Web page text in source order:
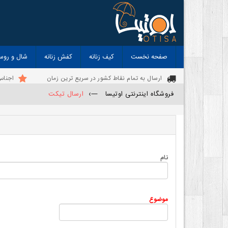
صفحه نخست کیف زنانه کفش زنانه شال و
ارسال به تمام نقاط کشور در سریع ترین زمان
فروشگاه اینترنتی اوتیسا —› ارسال تیکت
نام
موضوع